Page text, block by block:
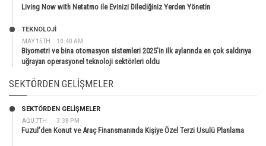
Living Now with Netatmo ile Evinizi Dilediğiniz Yerden Yönetin
MAY 15TH 10:40 AM
TEKNOLOJİ
Biyometri ve bina otomasyon sistemleri 2025’in ilk aylarında en çok saldırıya
uğrayan operasyonel teknoloji sektörleri oldu
SEKTÖRDEN GELIŞMELER
AĞU 7TH 3:38 PM
SEKTÖRDEN GELIŞMELER
Fuzul’den Konut ve Araç Finansmanında Kişiye Özel Terzi Usulü Planlama